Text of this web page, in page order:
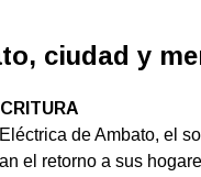
ciudad y
de Ambato, el
el retorno a sus